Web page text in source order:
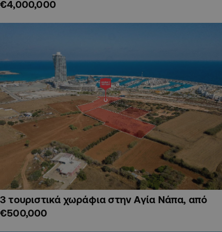
€4,000,000
3 τουριστικά χωράφια στην Αγία Νάπα, από
€500,000